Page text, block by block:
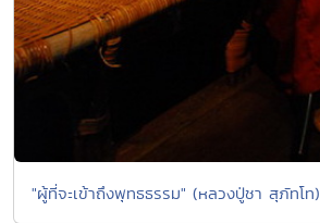
"ผู้ที่จะเข้าถึงพุทธธรรม" (หลวงปู่ชา สุภัทโท)